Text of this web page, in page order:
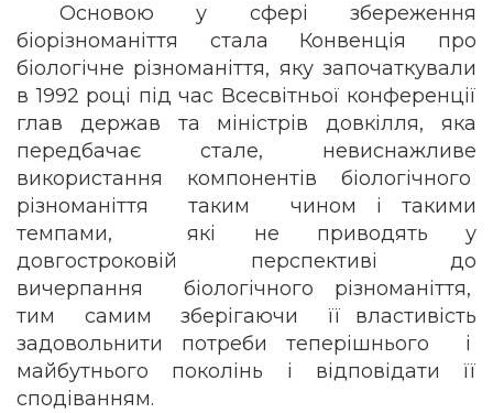
Основою у сфері збереження
біорізноманіття стала Конвенція про
біологічне різноманіття, яку започаткували
в 1992 році під час Всесвітньої конференції
глав держав та міністрів довкілля, яка
передбачає стале, невиснажливе
використання компонентів біологічного
різноманіття таким чином і такими
темпами, які не приводять у
довгостроковій перспективі до
вичерпання біологічного різноманіття,
тим самим зберігаючи її властивість
задовольнити потреби теперішнього і
майбутнього поколінь і відповідати її
сподіванням.